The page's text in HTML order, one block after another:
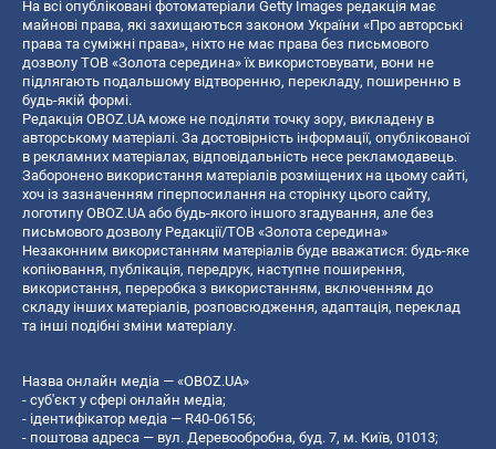
На всі опубліковані фотоматеріали Getty Images редакція має
майнові права, які захищаються законом України «Про авторські
права та суміжні права», ніхто не має права без письмового
дозволу ТОВ «Золота середина» їх використовувати, вони не
підлягають подальшому відтворенню, перекладу, поширенню в
будь-якій формі.
Редакція OBOZ.UA може не поділяти точку зору, викладену в
авторському матеріалі. За достовірність інформації, опублікованої
в рекламних матеріалах, відповідальність несе рекламодавець.
Заборонено використання матеріалів розміщених на цьому сайті,
хоч із зазначенням гіперпосилання на сторінку цього сайту,
логотипу OBOZ.UA або будь-якого іншого згадування, але без
письмового дозволу Редакції/ТОВ «Золота середина»
Незаконним використанням матеріалів буде вважатися: будь-яке
копiювання, публiкацiя, передрук, наступне поширення,
використання, переробка з використанням, включенням до
складу інших матеріалів, розповсюдження, адаптація, переклад
та інші подібні зміни матеріалу.
Назва онлайн медіа — «OBOZ.UA»
- суб'єкт у сфері онлайн медіа;
- ідентифікатор медіа — R40-06156;
- поштова адреса — вул. Деревообробна, буд. 7, м. Київ, 01013;